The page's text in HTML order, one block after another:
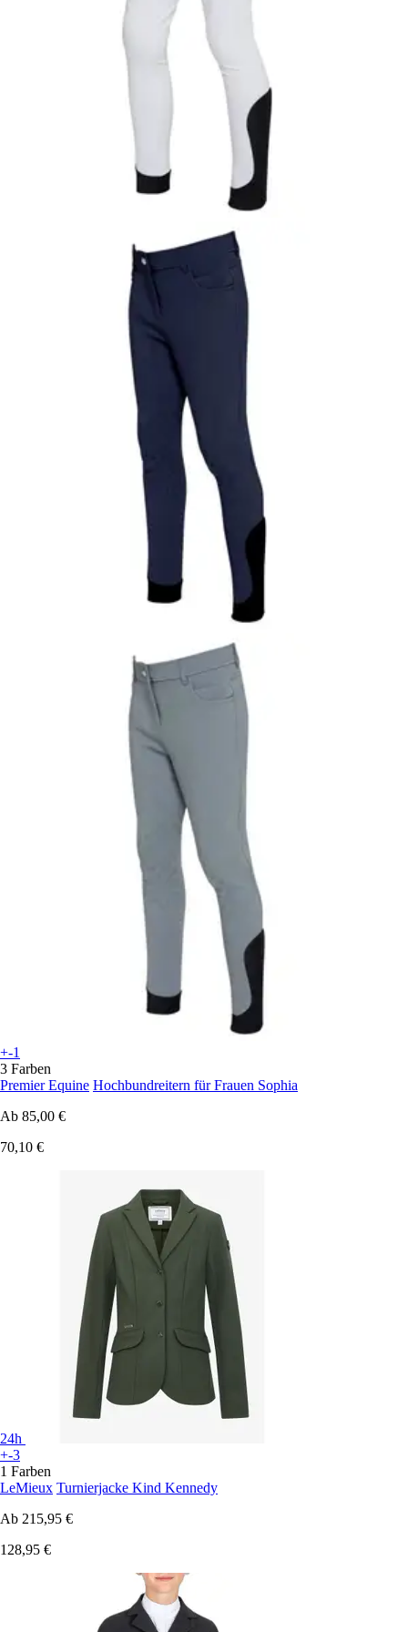
+-1
3 Farben
Premier Equine Hochbundreitern für Frauen Sophia
Ab 85,00 €
70,10 €
24h
+-3
1 Farben
LeMieux Turnierjacke Kind Kennedy
Ab 215,95 €
128,95 €